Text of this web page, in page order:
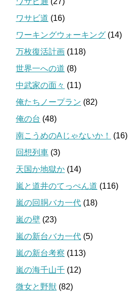
ワサビ道 (16)
ワーキングウォーキング (14)
万枚復活計画 (118)
世界一への道 (8)
中武家の面々 (11)
俺たちノープラン (82)
俺の台 (48)
南こうめのAじゃないか！
(16)
回想列車 (3)
天国か地獄か (14)
嵐と道井のてっぺん道 (116)
嵐の回胴バカ一代 (18)
嵐の壁 (23)
嵐の新台バカ一代 (5)
嵐の新台考察 (113)
嵐の海千山千 (12)
微女と野獣 (82)